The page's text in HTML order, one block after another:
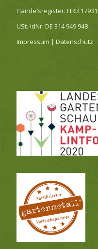
Handelsregister: HRB
USt.-IdNr. DE 314 949 948
Impressum | Datenschutz